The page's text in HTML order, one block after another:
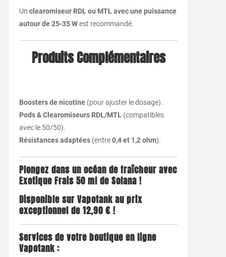
Un clearomiseur RDL ou MTL avec une puissance
autour de 25-35 West recommandé.
Produits Complémentaires
Boosters de nicotine(pour ajuster le dosage).
Pods & Clearomiseurs RDL/MTL(compatibles
avec le 50/50).
Résistances adaptées(entre0,4 et 1,2 ohm).
Plongez dans un océan de fraîcheur avec
Exotique Frais 50 ml de Solana !
Disponible sur Vapotank au prix
exceptionnel de 12,90 € !
Services de votre boutique en ligne
Vapotank :